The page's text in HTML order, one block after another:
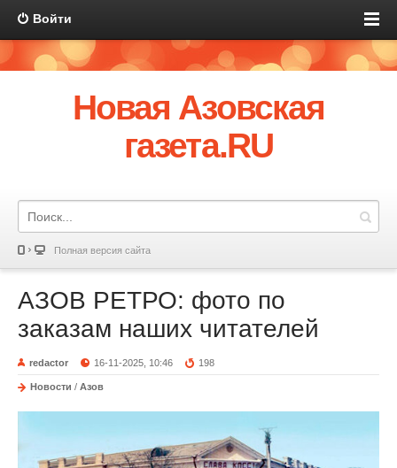
Войти
Новая Азовская
газета.RU
Полная версия сайта
АЗОВ РЕТРО: фото по
заказам наших читателей
redactor 16-11-2025, 10:46 198
Новости / Азов